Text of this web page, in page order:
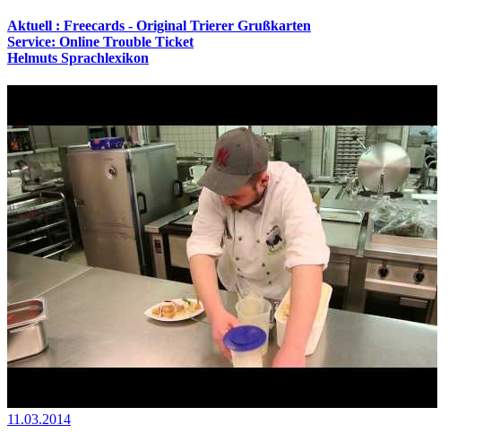
Aktuell : Freecards - Original Trierer Grußkarten
Service: Online Trouble Ticket
Helmuts Sprachlexikon
11.03.2014